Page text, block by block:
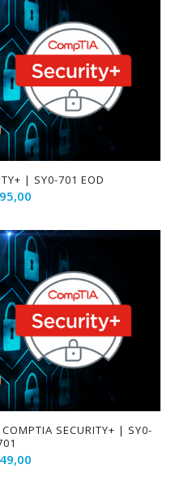
| SY0-701 EOD
COMPTIA SECURITY+ | SY0-